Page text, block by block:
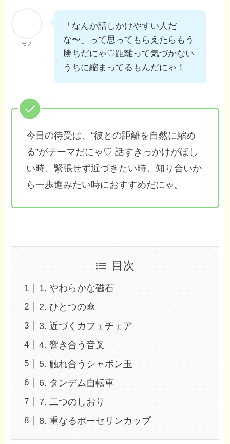
モフ
「なんか話しかけやすい人だ
な〜」って思ってもらえたらもう
勝ちだにゃ♡距離って気づかない
うちに縮まってるもんだにゃ！
今日の待受は、“彼との距離を自然に縮め
る”がテーマだにゃ♡ 話すきっかけがほし
い時、緊張せず近づきたい時、知り合いか
ら一歩進みたい時におすすめだにゃ。
目次
1. やわらかな磁石
2. ひとつの傘
3. 近づくカフェチェア
4. 響き合う音叉
5. 触れ合うシャボン玉
6. タンデム自転車
7. 二つのしおり
8. 重なるポーセリンカップ